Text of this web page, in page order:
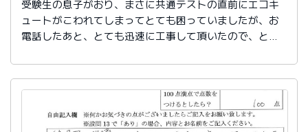
受験生の息子がおり、まさに共通テストの直前にエコキ
ュートがこわれてしまってとても困っていましたが、お
電話したあと、とても迅速に工事して頂いたので、とて
対応もていねいして頂き、初めて利用させて頂きました
が不安になることなく工事完了してもらい、本当にあり